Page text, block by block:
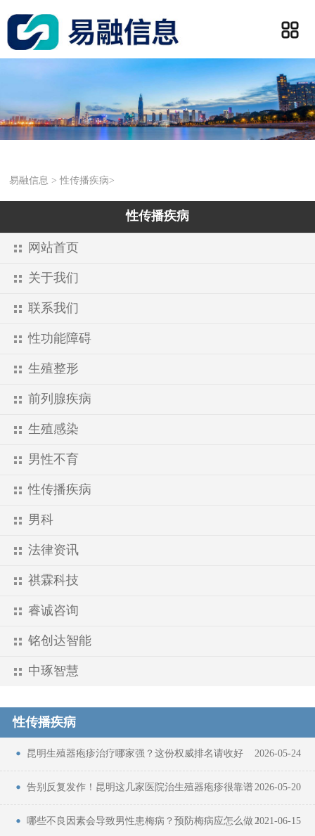
易融信息 >性传播疾病>
性传播疾病
网站首页
关于我们
联系我们
性功能障碍
生殖整形
前列腺疾病
生殖感染
男性不育
性传播疾病
男科
法律资讯
祺霖科技
睿诚咨询
铭创达智能
中琢智慧
性传播疾病
昆明生殖器疱疹治疗哪家强？这份权威排名请收好 2026-05-24
告别反复发作！昆明这几家医院治生殖器疱疹很靠谱 2026-05-20
哪些不良因素会导致男性患梅病？预防梅病应怎么做！2021-06-15